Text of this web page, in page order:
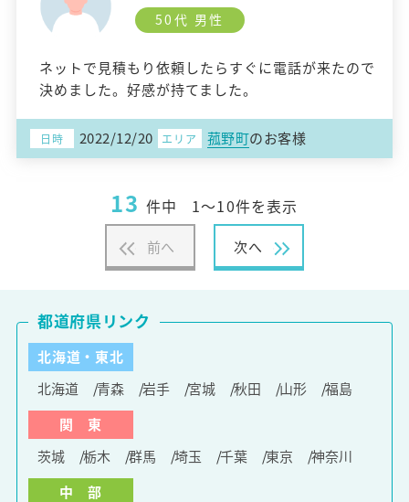
50代 男性
ネットで見積もり依頼したらすぐに電話が来たので
決めました。好感が持てました。
日時 2022/12/20 エリア 菰野町のお客様
13 件中 1～10件を表示
前へ 次へ
北海道・東北
北海道
青森 岩手 宮城 秋田 山形
福島
関 東
茨城
栃木 群馬 埼玉 千葉 東京
神奈川
中 部
都道府県リンク